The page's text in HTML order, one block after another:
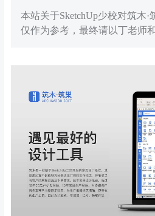
本站关于SketchUp少校对筑木
仅作为参考，最终请以丁老师